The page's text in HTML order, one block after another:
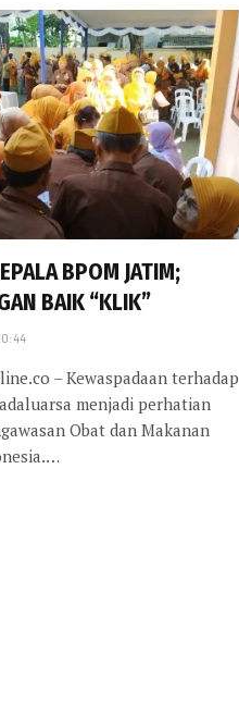
BPOM JATIM;
BAIK “KLIK”
– Kewaspadaan terhadap
menjadi perhatian
Obat dan Makanan